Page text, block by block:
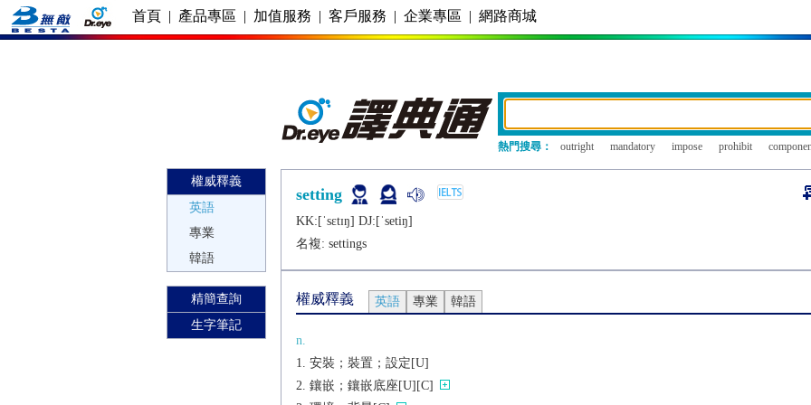
首頁 | 產品專區 | 加值服務 | 客戶服務 | 企業專區 | 網路商城
熱門搜尋： outright mandatory impose prohibit
權威釋義
英語
專業
韓語
精簡查詢
生字筆記
setting
KK:[ˈsɛtɪŋ] DJ:[ˈsеtiŋ]
名複: settings
權威釋義 英語 專業 韓語
n.
安裝；裝置；設定[U]
鑲嵌；鑲嵌底座[U][C]